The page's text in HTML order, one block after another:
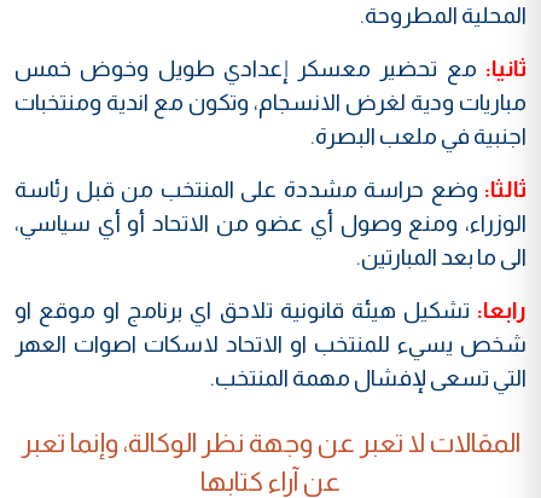
المحلية المطروحة.
ثانيا: مع تحضير معسكر إعدادي طويل وخوض خمس
مباريات ودية لغرض الانسجام، وتكون مع اندية ومنتخبات
اجنبية في ملعب البصرة.
ثالثا: وضع حراسة مشددة على المنتخب من قبل رئاسة
الوزراء، ومنع وصول أي عضو من الاتحاد أو أي سياسي،
الى ما بعد المبارتين.
رابعا: تشكيل هيئة قانونية تلاحق اي برنامج او موقع او
شخص يسيء للمنتخب او الاتحاد لاسكات اصوات العهر
التي تسعى لإفشال مهمة المنتخب.
المقالات لا تعبر عن وجهة نظر الوكالة، وإنما تعبر
عن آراء كتابها